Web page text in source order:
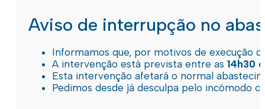
Aviso de interrupção no
Informamos que, por motivos de execução
A intervenção está prevista entre as 14h30
Esta intervenção afetará o normal
Pedimos desde já desculpa pelo incómodo